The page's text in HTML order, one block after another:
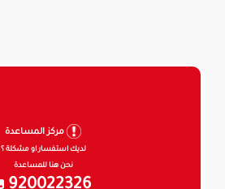
مركز المساعدة
لديك استفسار او مشكلة ؟
نحن هنا للمساعدة
920022326